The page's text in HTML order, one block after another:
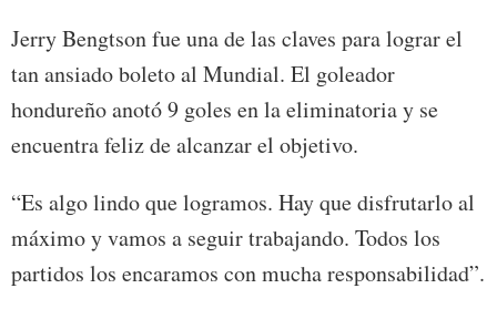
Jerry Bengtson fue una de las claves para lograr el
tan ansiado boleto al Mundial. El goleador
hondureño anotó 9 goles en la eliminatoria y se
encuentra feliz de alcanzar el objetivo.
“Es algo lindo que logramos. Hay que disfrutarlo al
máximo y vamos a seguir trabajando. Todos los
partidos los encaramos con mucha responsabilidad”.